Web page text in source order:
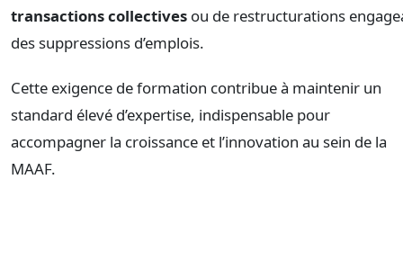
transactions collectives ou de restructurations
des suppressions d’emplois.
Cette exigence de formation contribue à maintenir un
standard élevé d’expertise, indispensable pour
accompagner la croissance et l’innovation au sein de la
MAAF.